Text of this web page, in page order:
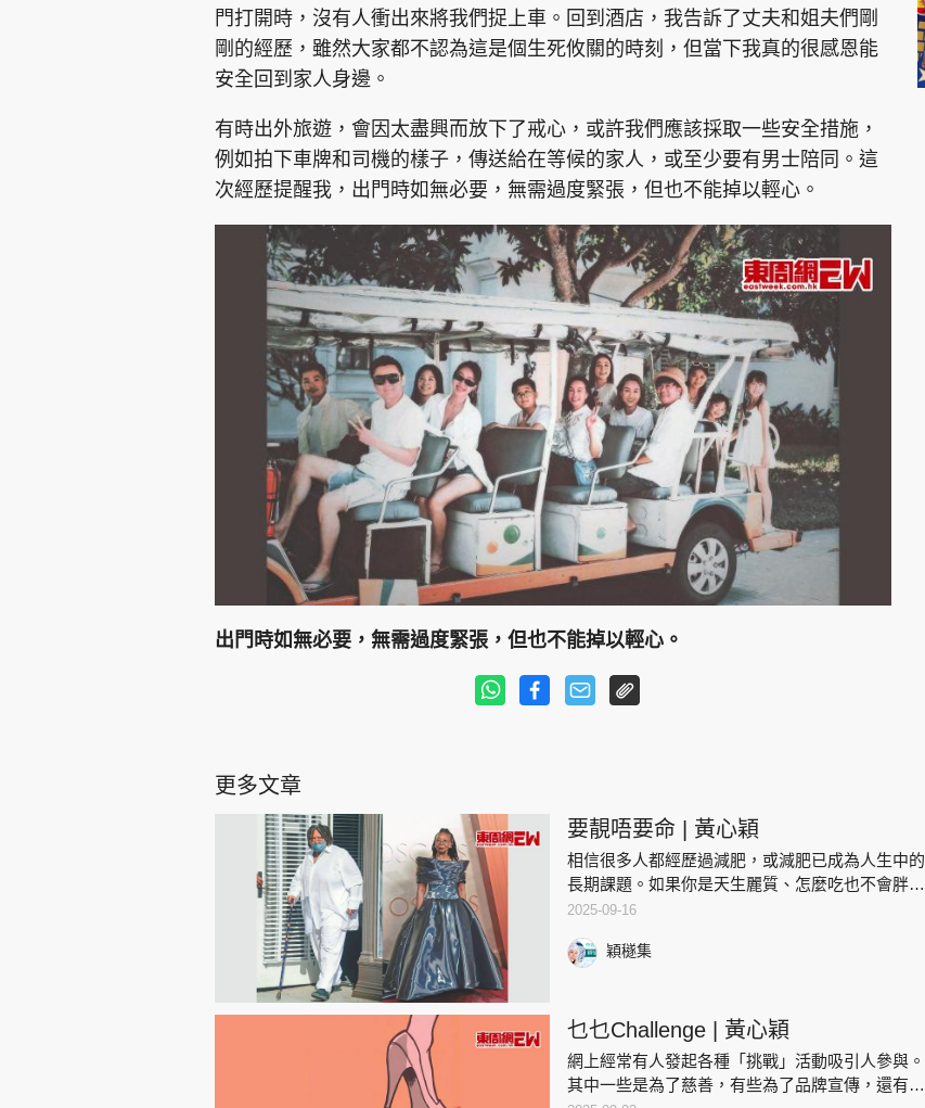
門打開時，沒有人衝出來將我們捉上車。回到酒店，我告訴了丈夫和姐夫們剛
剛的經歷，雖然大家都不認為這是個生死攸關的時刻，但當下我真的很感恩能
安全回到家人身邊。
有時出外旅遊，會因太盡興而放下了戒心，或許我們應該採取一些安全措施，
例如拍下車牌和司機的樣子，傳送給在等候的家人，或至少要有男士陪同。這
次經歷提醒我，出門時如無必要，無需過度緊張，但也不能掉以輕心。
出門時如無必要，無需過度緊張，但也不能掉以輕心。
更多文章
要靚唔要命 | 黃心穎
相信很多人都經歷過減肥，或減肥已成為人生中的
長期課題。如果你是天生麗質、怎麼吃也不會胖的
人，我真的要恭喜你，並表達我的羨慕。我記得人
因學習中國舞，需要度
2025-09-16
穎穟集
乜乜Challenge | 黃心穎
網上經常有人發起各種「挑戰」活動吸引人參與。
其中一些是為了慈善，有些為了品牌宣傳，還有一